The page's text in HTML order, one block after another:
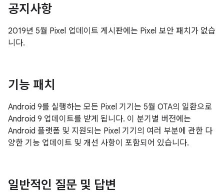
공지사항
2019년 5월 Pixel 업데이트 게시판에는 Pixel 보안 패치가 없습
니다.
기능 패치
Android 9를 실행하는 모든 Pixel 기기는 5월 OTA의 일환으로
Android 9 업데이트를 받게 됩니다. 이 분기별 버전에는
Android 플랫폼 및 지원되는 Pixel 기기의 여러 부분에 관한 다
양한 기능 업데이트 및 개선 사항이 포함되어 있습니다.
일반적인 질문 및 답변